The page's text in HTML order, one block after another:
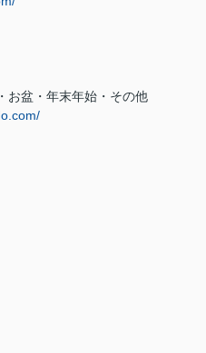
・お盆・年末年始・その他